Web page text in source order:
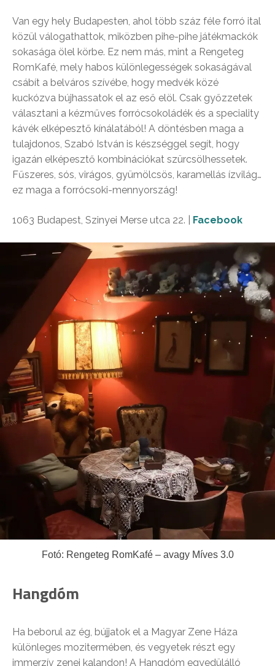
Van egy hely Budapesten, ahol több száz féle forró ital
közül válogathattok, miközben pihe-pihe játékmackók
sokasága ölel körbe. Ez nem más, mint a Rengeteg
RomKafé, mely habos különlegességek sokaságával
csábít a belváros szívébe, hogy medvék közé
kuckózva bújhassatok el az eső elöl. Csak győzzetek
választani a kézműves forrócsokoládék és a speciality
kávék elképesztő kínálatából! A döntésben maga a
tulajdonos, Szabó István is készséggel segít, hogy
igazán elképesztő kombinációkat szürcsölhessetek.
Fűszeres, sós, virágos, gyümölcsös, karamellás ízvilág…
ez maga a forrócsoki-mennyország!
1063 Budapest, Szinyei Merse utca 22. Facebook
Fotó: Rengeteg RomKafé – avagy Míves 3.0
Hangdóm
Ha beborul az ég, bújjatok el a Magyar Zene Háza
különleges mozitermében, és vegyetek részt egy
immerzív zenei kalandon! A Hangdóm egyedülálló